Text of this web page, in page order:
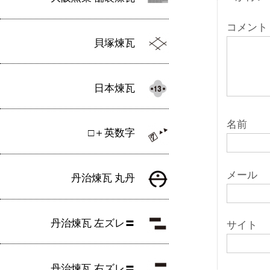
貝塚煉瓦
日本煉瓦
□＋英数字
丹治煉瓦 丸丹
丹治煉瓦 左ズレ〓
シ
ョ
ン
コメント
名前
メール
サイト